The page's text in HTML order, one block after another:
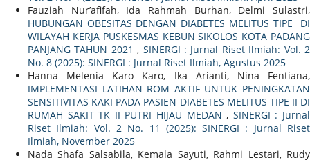
Fauziah Nur’afifah, Ida Rahmah Burhan, Delmi Sulastri,
HUBUNGAN OBESITAS DENGAN DIABETES MELITUS TIPE DI
WILAYAH KERJA PUSKESMAS KEBUN SIKOLOS KOTA PADANG
PANJANG TAHUN 2021, SINERGI : Jurnal Riset Ilmiah: Vol. 2
No. 8 (2025): SINERGI : Jurnal Riset Ilmiah, Agustus 2025
Hanna Melenia Karo Karo, Ika Arianti, Nina Fentiana,
IMPLEMENTASI LATIHAN ROM AKTIF UNTUK PENINGKATAN
SENSITIVITAS KAKI PADA PASIEN DIABETES MELITUS TIPE II DI
RUMAH SAKIT TK II PUTRI HIJAU MEDAN, SINERGI : Jurnal
Riset Ilmiah: Vol. 2 No. 11 (2025): SINERGI : Jurnal Riset
Ilmiah, November 2025
Nada Shafa Salsabila, Kemala Sayuti, Rahmi Lestari, Rudy